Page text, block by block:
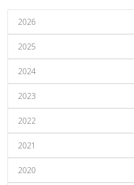
2026
2025
2024
2023
2022
2021
2020